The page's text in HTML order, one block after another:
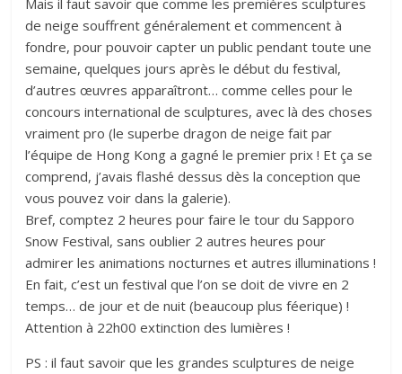
Mais il faut savoir que comme les premières sculptures
de neige souffrent généralement et commencent à
fondre, pour pouvoir capter un public pendant toute une
semaine, quelques jours après le début du festival,
d’autres œuvres apparaîtront… comme celles pour le
concours international de sculptures, avec là des choses
vraiment pro (le superbe dragon de neige fait par
l’équipe de Hong Kong a gagné le premier prix ! Et ça se
comprend, j’avais flashé dessus dès la conception que
vous pouvez voir dans la galerie).
Bref, comptez 2 heures pour faire le tour du Sapporo
Snow Festival, sans oublier 2 autres heures pour
admirer les animations nocturnes et autres illuminations !
En fait, c’est un festival que l’on se doit de vivre en 2
temps… de jour et de nuit (beaucoup plus féerique) !
Attention à 22h00 extinction des lumières !
PS : il faut savoir que les grandes sculptures de neige